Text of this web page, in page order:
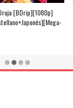
[BDrip][1080p]